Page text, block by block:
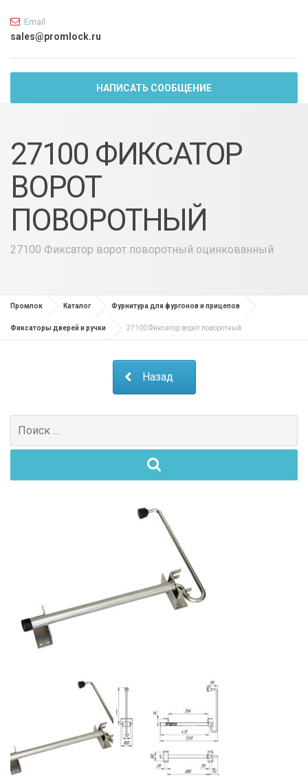
Email
sales@promlock.ru
НАПИСАТЬ СООБЩЕНИЕ
27100 ФИКСАТОР
ВОРОТ
ПОВОРОТНЫЙ
27100 Фиксатор ворот поворотный оцинкованный
Промлок Каталог Фурнитура для фургонов и прицепов
Фиксаторы дверей и ручки 27100 Фиксатор ворот поворотный
Назад
Поиск
для: